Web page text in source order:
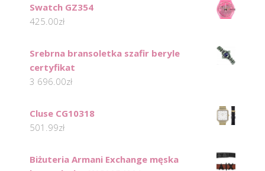
Swatch GZ354
425.00zł
Srebrna bransoletka szafir beryle
certyfikat
3 696.00zł
Cluse CG10318
501.99zł
Biżuteria Armani Exchange męska